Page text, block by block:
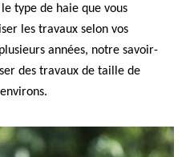
type de haie que vous
les travaux selon vos
années, notre savoir-
des travaux de taille de